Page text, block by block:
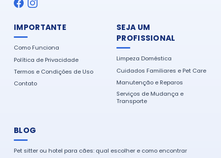
IMPORTANTE
Como Funciona
Política de Privacidade
Termos e Condições de Uso
Contato
SEJA UM
PROFISSIONAL
Limpeza Doméstica
Cuidados Familiares e Pet Care
Manutenção e Reparos
Serviços de Mudança e
Transporte
BLOG
Pet sitter ou hotel para cães: qual escolher e como encontrar